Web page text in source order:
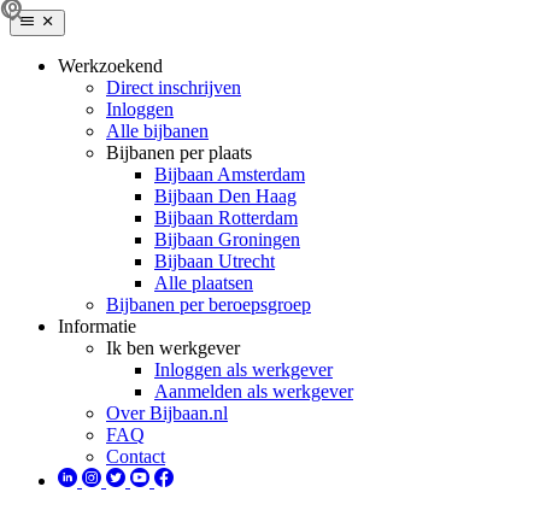
Werkzoekend
Direct inschrijven
Inloggen
Alle bijbanen
Bijbanen per plaats
Bijbaan Amsterdam
Bijbaan Den Haag
Bijbaan Rotterdam
Bijbaan Groningen
Bijbaan Utrecht
Alle plaatsen
Bijbanen per beroepsgroep
Informatie
Ik ben werkgever
Inloggen als werkgever
Aanmelden als werkgever
Over Bijbaan.nl
FAQ
Contact